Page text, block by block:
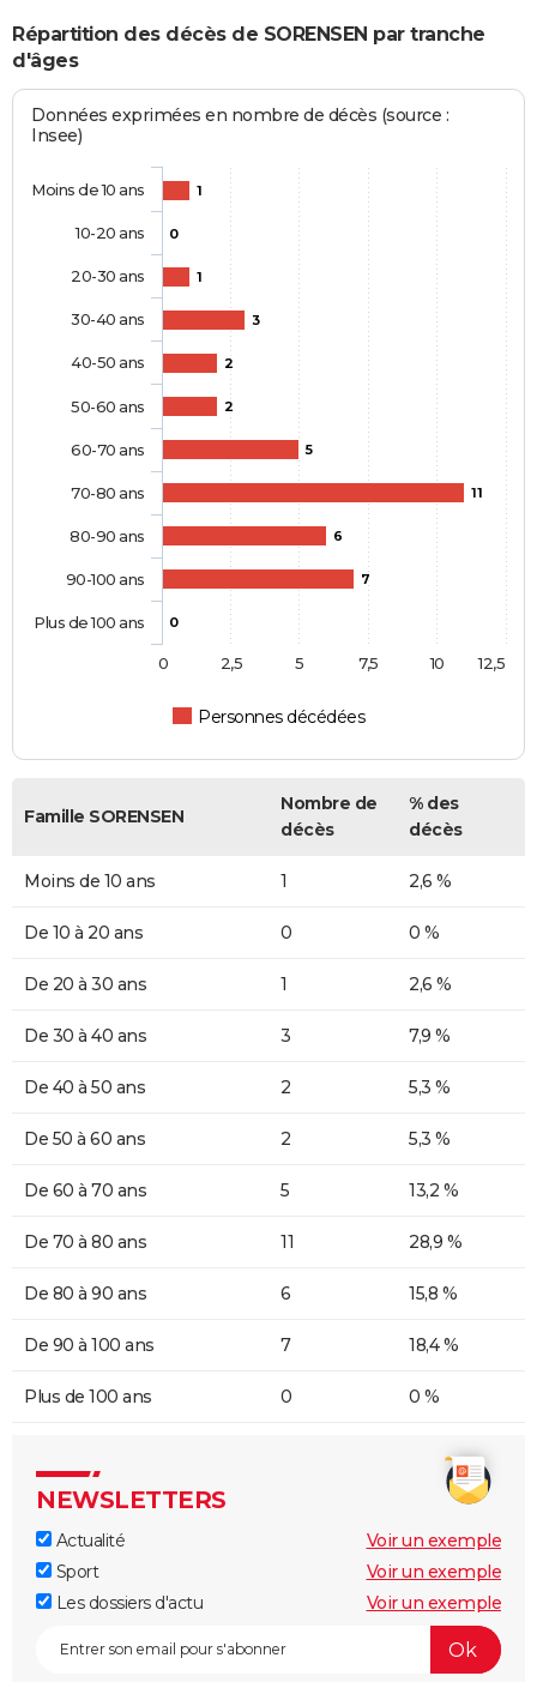
Répartition des décès de SORENSEN par tranche
d'âges
Données exprimées en nombre de décès (source :
Insee)
1
0
1
3
2
2
5
11
6
7
0
Personnes décédées
Moins de 10 ans
10-20 ans
20-30 ans
30-40 ans
40-50 ans
50-60 ans
60-70 ans
70-80 ans
80-90 ans
90-100 ans
Plus de 100 ans
0 10
2,5 5 7,5 12,5
Famille SORENSEN
Nombre de
décès
% des
décès
Moins de 10 ans 1 2,6 %
De 10 à 20 ans 0 0 %
De 20 à 30 ans 1 2,6 %
De 30 à 40 ans 3 7,9 %
De 40 à 50 ans 2 5,3 %
De 50 à 60 ans 2 5,3 %
De 60 à 70 ans 5 13,2 %
De 70 à 80 ans 11 28,9 %
De 80 à 90 ans 6 15,8 %
De 90 à 100 ans 7 18,4 %
Plus de 100 ans 0 0 %
NEWSLETTERS
Actualité
Voir un exemple
Sport
Voir un exemple
Les dossiers d'actu
Voir un exemple